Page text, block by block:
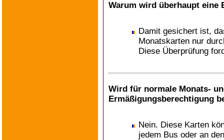
Warum wird überhaupt eine
Damit gesichert ist,
Monatskarten nur
Diese Überprüfung
Wird für normale Monats-
Ermäßigungsberechtigung
Nein. Diese Karten
jedem Bus oder an